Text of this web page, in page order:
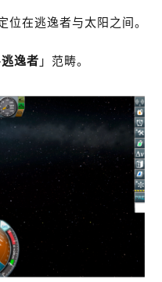
在逃逸者与太阳之间。
逸者 」范畴。